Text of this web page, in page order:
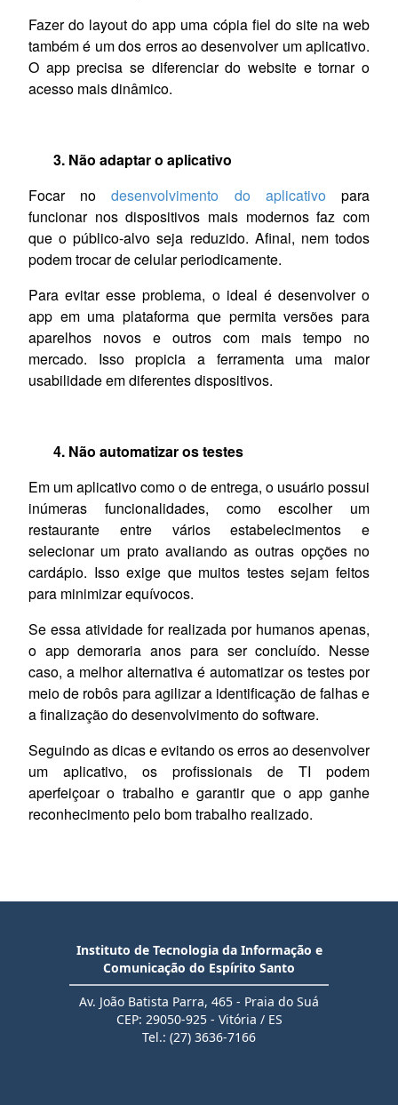
Fazer do layout do app uma cópia fiel do site na web
também é um dos erros ao desenvolver um aplicativo.
O app precisa se diferenciar do website e tornar o
acesso mais dinâmico.
3. Não adaptar o aplicativo
Focar nodesenvolvimento do aplicativo para
funcionar nos dispositivos mais modernos faz com
que o público-alvo seja reduzido. Afinal, nem todos
podem trocar de celular periodicamente.
Para evitar esse problema, o ideal é desenvolver o
app em uma plataforma que permita versões para
aparelhos novos e outros com mais tempo no
mercado. Isso propicia a ferramenta uma maior
usabilidade em diferentes dispositivos.
4. Não automatizar os testes
Em um aplicativo como o de entrega, o usuário possui
inúmeras funcionalidades, como escolher um
restaurante entre vários estabelecimentos e
selecionar um prato avaliando as outras opções no
cardápio. Isso exige que muitos testes sejam feitos
para minimizar equívocos.
Se essa atividade for realizada por humanos apenas,
o app demoraria anos para ser concluído. Nesse
caso, a melhor alternativa é automatizar os testes por
meio de robôs para agilizar a identificação de falhas e
a finalização do desenvolvimento do software.
Seguindo as dicas e evitando os erros ao desenvolver
um aplicativo, os profissionais de TI podem
aperfeiçoar o trabalho e garantir que o app ganhe
reconhecimento pelo bom trabalho realizado.
Instituto de Tecnologia da Informação e
Comunicação do Espírito Santo
Av. João Batista Parra, 465 - Praia do Suá
CEP: 29050-925 - Vitória / ES
Tel.: (27) 3636-7166